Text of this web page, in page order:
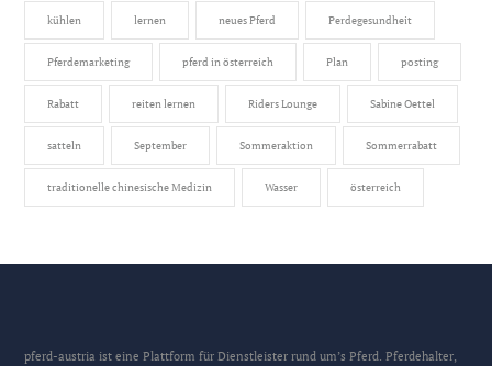
kühlen lernen neues Pferd Perdegesundheit
Pferdemarketing pferd in österreich Plan posting
Rabatt reiten lernen Riders Lounge Sabine Oettel
satteln September Sommeraktion Sommerrabatt
traditionelle chinesische Medizin Wasser österreich
pferd-austria ist eine Plattform für Dienstleister rund um’s Pferd. Pferdehalter,